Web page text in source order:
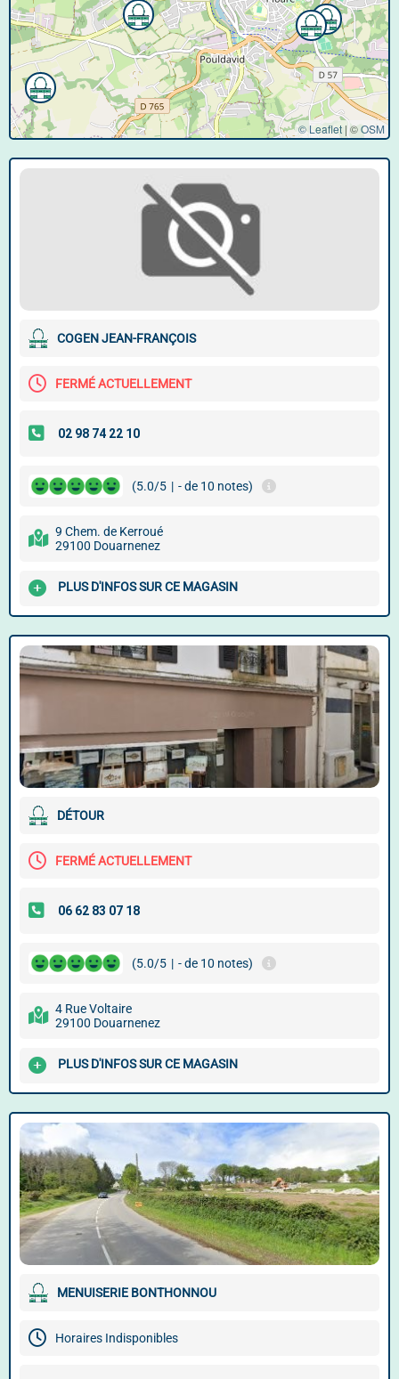
© Leaflet | ©OSM
COGEN JEAN-FRANÇOIS
FERMÉ ACTUELLEMENT
(5.0/5 | - de 10 notes)
9 Chem. de Kerroué
29100 Douarnenez
PLUS D'INFOS SUR CE MAGASIN
DÉTOUR
FERMÉ ACTUELLEMENT
(5.0/5 | - de 10 notes)
4 Rue Voltaire
29100 Douarnenez
PLUS D'INFOS SUR CE MAGASIN
MENUISERIE BONTHONNOU
Horaires Indisponibles